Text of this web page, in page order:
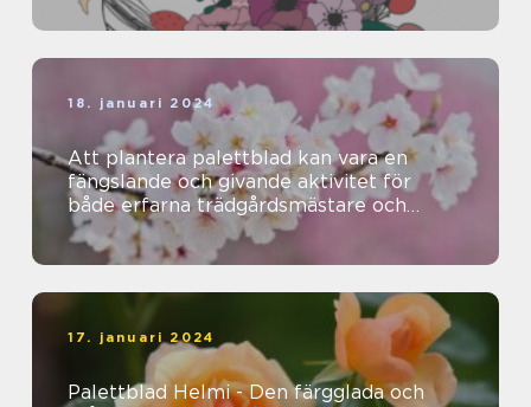
18. januari 2024
Att plantera palettblad kan vara en
fängslande och givande aktivitet för
både erfarna trädgårdsmästare och
nybörjare
17. januari 2024
Palettblad Helmi - Den färgglada och